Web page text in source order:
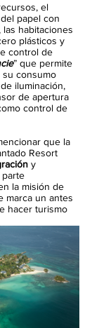
el
papel con
habitaciones
plásticos y
control de
” que permite
consumo
iluminación,
de apertura
control de
que la
Resort
y
parte
la misión de
marca un antes
hacer turismo